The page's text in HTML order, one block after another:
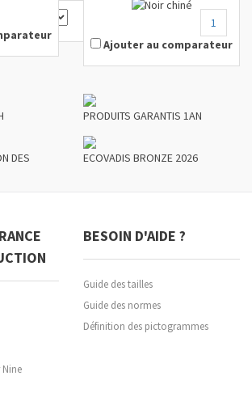
Ajouter au comparateur
1
PRODUITS GARANTIS 1AN
DES
ECOVADIS BRONZE 2026
Nine
BESOIN D'AIDE ?
Guide des tailles
Guide des normes
Définition des pictogrammes